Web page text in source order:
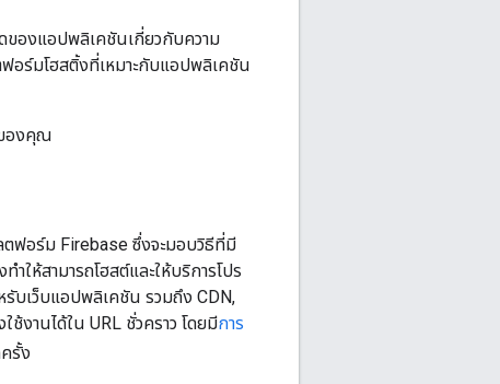
ของแอปพลิเคชันเกี่ยวกับความ
อร์มโฮสติ้งที่เหมาะกับแอปพลิเคชัน
องคุณ
ตฟอร์ม Firebase ซึ่งจะมอบวิธีที่มี
ให้สามารถโฮสต์และให้บริการโปร
รับเว็บแอปพลิเคชัน รวมถึง CDN,
ช้งานได้ใน URL ชั่วคราว โดยมีการ
รั้ง